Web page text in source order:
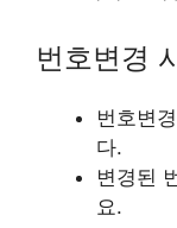
번호변경
번호변
다.
변경된
요.